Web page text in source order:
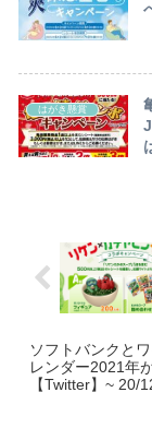
はがき懸賞
ソフトバンクと
レンダー2021年
【Twitter】~ 20/